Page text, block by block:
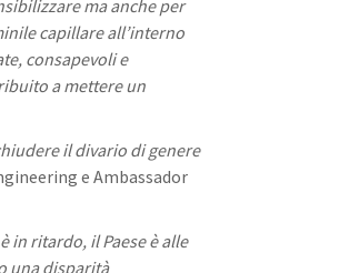
ma anche per
capillare all’interno
consapevoli e
a mettere un
il divario di genere
e Ambassador
in ritardo, il Paese è alle
una disparità